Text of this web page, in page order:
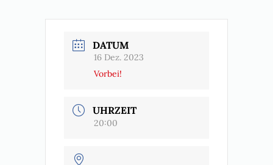
DATUM
16 Dez. 2023
Vorbei!
UHRZEIT
20:00